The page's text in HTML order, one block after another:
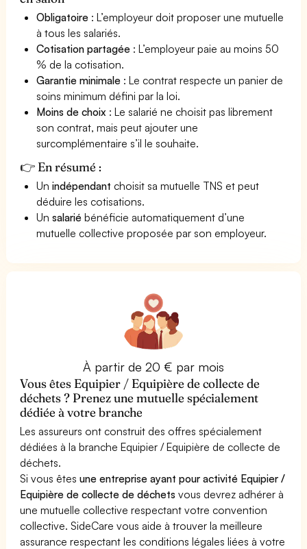
Obligatoire : L’employeur doit proposer une mutuelle
à tous les salariés.
Cotisation partagée : L’employeur paie au moins 50
% de la cotisation.
Garantie minimale : Le contrat respecte un panier de
soins minimum défini par la loi.
Moins de choix : Le salarié ne choisit pas librement
son contrat, mais peut ajouter une
surcomplémentaire s’il le souhaite.
👉 En résumé :
Unindépendant choisit sa mutuelle TNS et peut
déduire les cotisations.
Unsalarié bénéficie automatiquement d’une
mutuelle collective proposée par son employeur.
À partir de 20 € par mois
Vous êtes Equipier / Equipière de collecte de
déchets ? Prenez une mutuelle spécialement
dédiée à votre branche
Les assureurs ont construit des offres spécialement
dédiées à la branche Equipier / Equipière de collecte de
déchets.
Si vous êtesune entreprise ayant pour activité Equipier /
Equipière de collecte de déchets vous devrez adhérer à
une mutuelle collective respectant votre convention
collective. SideCare vous aide à trouver la meilleure
assurance respectant les conditions légales liées à votre